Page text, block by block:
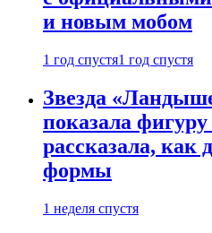
и новым мобом
1 год спустя1 год спустя
Звезда
показала
рассказала, как
формы
1 неделя спустя